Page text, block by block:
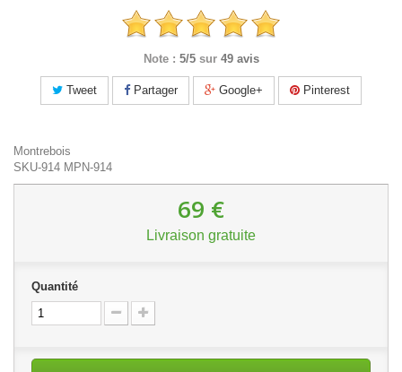
Note : 5/5 sur 49 avis
Tweet Partager Google+ Pinterest
Montrebois
SKU-914 MPN-914
69 €
Livraison gratuite
Quantité